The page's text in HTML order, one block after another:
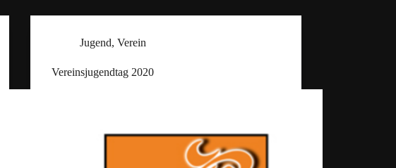
Jugend,Verein
Vereinsjugendtag 2020